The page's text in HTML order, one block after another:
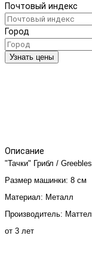
Почтовый индекс
Город
Узнать цены
Описание
"Тачки" Грибл / Greebles
Размер машинки: 8 см
Материал: Металл
Производитель: Маттел
от 3 лет